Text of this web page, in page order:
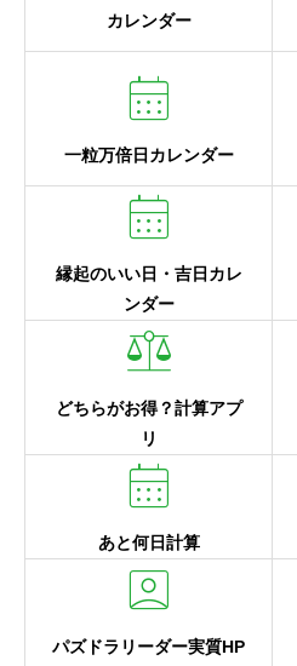
カレンダー
calendar_month
一粒万倍日カレンダー
calendar_month
縁起のいい日・吉日カレ
ンダー
balance
どちらがお得？計算アプ
リ
calendar_month
あと何日計算
account_box
パズドラリーダー実質HP